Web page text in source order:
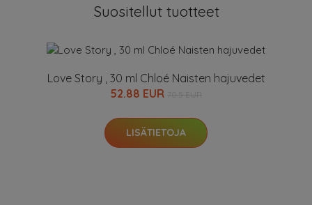
Suositellut tuotteet
Love Story , 30 ml Chloé Naisten hajuvedet
52.88 EUR
LISÄTIETOJA